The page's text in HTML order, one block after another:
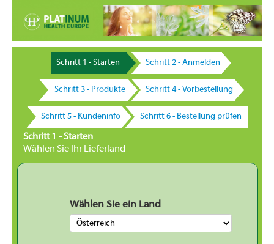
Schritt 1 - Starten Schritt 2 - Anmelden
Schritt 3 - Produkte Schritt 4 - Vorbestellung
Schritt 5 - Kundeninfo Schritt 6 - Bestellung prüfen
Schritt 1 - Starten
Wählen Sie Ihr Lieferland
Wählen Sie ein Land